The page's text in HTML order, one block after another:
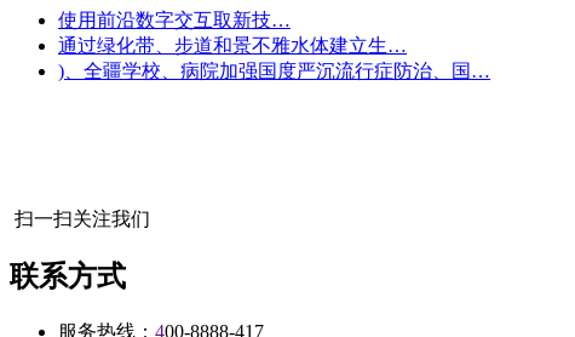
使用前沿数字交互取新技…
通过绿化带、步道和景不雅水体建立生…
)、全疆学校、病院加强国度严沉流行症防治、国…
扫一扫关注我们
联系方式
服务热线： 400-8888-417